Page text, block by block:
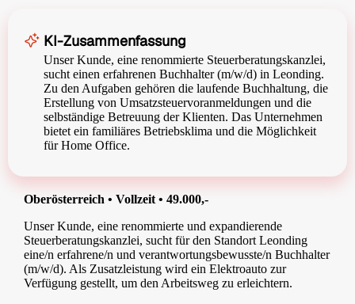
KI-Zusammenfassung
Unser Kunde, eine renommierte Steuerberatungskanzlei,
sucht einen erfahrenen Buchhalter (m/w/d) in Leonding.
Zu den Aufgaben gehören die laufende Buchhaltung, die
Erstellung von Umsatzsteuervoranmeldungen und die
selbständige Betreuung der Klienten. Das Unternehmen
bietet ein familiäres Betriebsklima und die Möglichkeit
für Home Office.
Oberösterreich • Vollzeit • 49.000,-
Unser Kunde, eine renommierte und expandierende
Steuerberatungskanzlei, sucht für den Standort Leonding
eine/n erfahrene/n und verantwortungsbewusste/n Buchhalter
(m/w/d). Als Zusatzleistung wird ein Elektroauto zur
Verfügung gestellt, um den Arbeitsweg zu erleichtern.